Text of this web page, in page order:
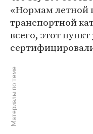
«Нормам летной
транспортной
всего, этот
Материалы по теме